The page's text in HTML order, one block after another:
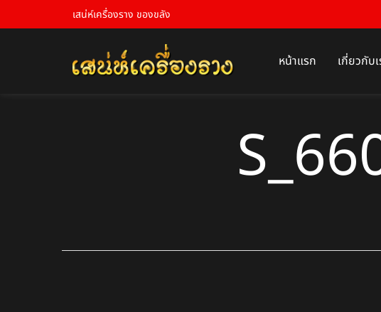
เสน่ห์เครื่องราง ของขลัง
หน้าแรก เกี่ยวกับเ